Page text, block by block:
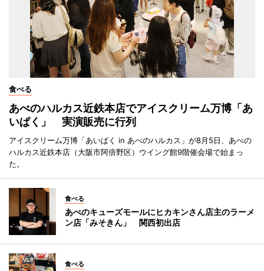
食べる
あべのハルカス近鉄本店でアイスクリーム万博「あ
いぱく」 実演販売に行列
アイスクリーム万博「あいぱく in あべのハルカス」が8月5日、あべの
ハルカス近鉄本店（大阪市阿倍野区）ウイング館9階催会場で始まっ
た。
食べる
あべのキューズモールにヒカキンさん店主のラーメ
ン店「みそきん」 関西初出店
食べる